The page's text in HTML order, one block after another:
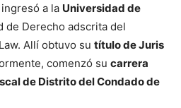
a la Universidad de
de Derecho adscrita del
Allí obtuvo su título de Juris
comenzó su carrera
de Distrito del Condado de